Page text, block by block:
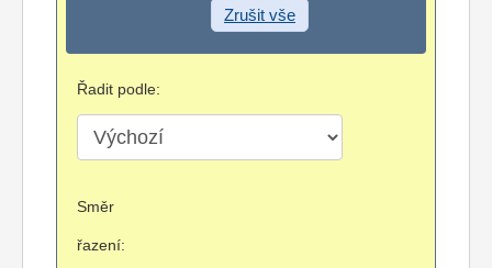
Zrušit vše
Řadit podle:
Směr
řazení: